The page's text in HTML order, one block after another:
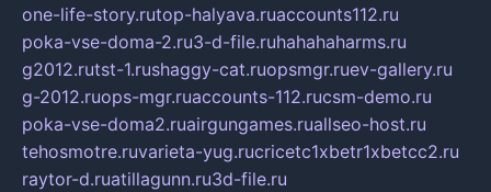
one-life-story.rutop-halyava.ruaccounts112.ru
poka-vse-doma-2.ru3-d-file.ruhahahaharms.ru
g2012.rutst-1.rushaggy-cat.ruopsmgr.ruev-gallery.ru
g-2012.ruops-mgr.ruaccounts-112.rucsm-demo.ru
poka-vse-doma2.ruairgungames.ruallseo-host.ru
tehosmotre.ruvarieta-yug.rucricetc1xbetr1xbetcc2.ru
raytor-d.ruatillagunn.ru3d-file.ru